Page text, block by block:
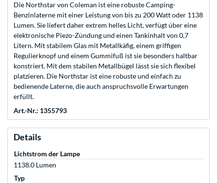
Die Northstar von Coleman ist eine robuste Camping-
Benzinlaterne mit einer Leistung von bis zu 200 Watt oder 1138
Lumen. Sie liefert daher extrem helles Licht, verfügt über eine
elektronische Piezo-Zündung und einen Tankinhalt von 0,7
Litern. Mit stabilem Glas mit Metallkäfig, einem griffigen
Regulierknopf und einem Gummifuß ist sie besonders haltbar
konstriert. Mit dem stabilen Metallbügel lässt sie sich flexibel
platzieren. Die Northstar ist eine robuste und einfach zu
bedienende Laterne, die auch anspruchsvolle Erwartungen
erfüllt.
Art.-Nr.: 1355793
Details
Lichtstrom der Lampe
1138.0 Lumen
Typ